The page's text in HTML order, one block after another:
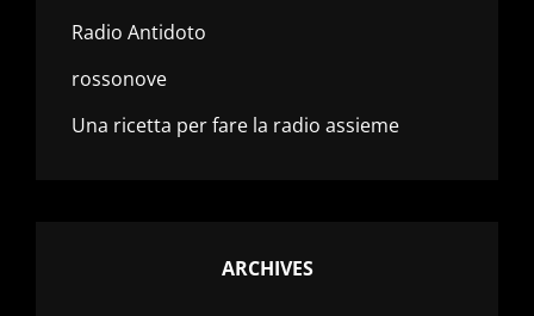
Radio Antidoto
rossonove
Una ricetta per fare la radio assieme
ARCHIVES